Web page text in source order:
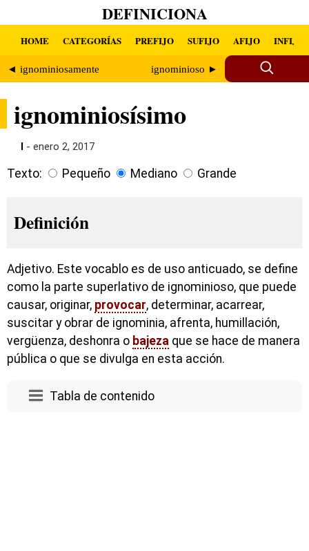
DEFINICIONA
HOME CATEGORÍAS PREFIJO SUFIJO AFIJO INFIJO
◄ ignominiosamente ignominioso ►
ignominiosísimo
I - enero 2, 2017
Texto: Pequeño Mediano Grande
Definición
Adjetivo. Este vocablo es de uso anticuado, se define
como la parte superlativo de ignominioso, que puede
causar, originar, provocar, determinar, acarrear,
suscitar y obrar de ignominia, afrenta, humillación,
vergüenza, deshonra o bajeza que se hace de manera
pública o que se divulga en esta acción.
Tabla de contenido